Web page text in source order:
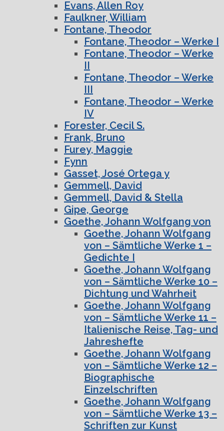
Evans, Allen Roy
Faulkner, William
Fontane, Theodor
Fontane, Theodor – Werke I
Fontane, Theodor – Werke
II
Fontane, Theodor – Werke
III
Fontane, Theodor – Werke
IV
Forester, Cecil S.
Frank, Bruno
Furey, Maggie
Fynn
Gasset, José Ortega y
Gemmell, David
Gemmell, David & Stella
Gipe, George
Goethe, Johann Wolfgang von
Goethe, Johann Wolfgang
von – Sämtliche Werke 1 –
Gedichte I
Goethe, Johann Wolfgang
von – Sämtliche Werke 10 –
Dichtung und Wahrheit
Goethe, Johann Wolfgang
von – Sämtliche Werke 11 –
Italienische Reise, Tag- und
Jahreshefte
Goethe, Johann Wolfgang
von – Sämtliche Werke 12 –
Biographische
Einzelschriften
Goethe, Johann Wolfgang
von – Sämtliche Werke 13 –
Schriften zur Kunst